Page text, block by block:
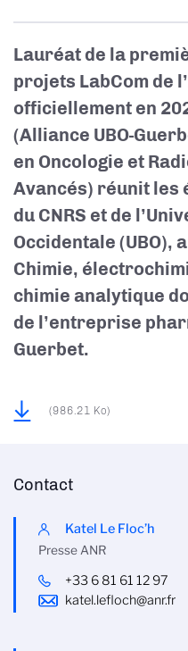
Lauréat de la
projets LabCom de
officiellement en
(Alliance UBO-
en Oncologie et
Avancés) réunit les
du CNRS et de
Occidentale (UBO),
Chimie,
chimie analytique
de l’entreprise
Guerbet.
(986.21 Ko)
Contact
Katel Le Floc’h
Presse ANR
+33 6 81 61 12 97
katel.lefloch@anr.fr